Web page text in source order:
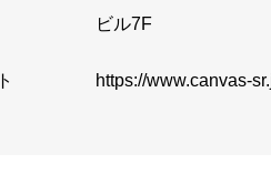
ビル7F
https://www.canvas-